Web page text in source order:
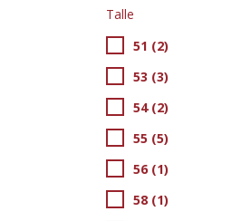
Talle
51 (2)
53 (3)
54 (2)
55 (5)
56 (1)
58 (1)